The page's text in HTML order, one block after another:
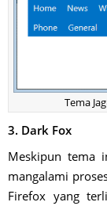
Tema
3. Dark Fox
Meskipun tema
mangalami
Firefox yang